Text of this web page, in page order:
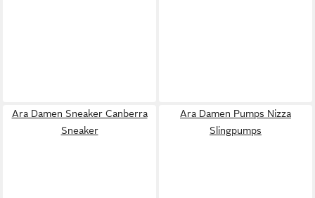
Ara Damen Sneaker Canberra
Sneaker
Ara Damen Pumps Nizza
Slingpumps